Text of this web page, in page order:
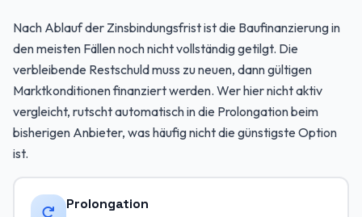
Nach Ablauf der Zinsbindungsfrist ist die Baufinanzierung in
den meisten Fällen noch nicht vollständig getilgt. Die
verbleibende Restschuld muss zu neuen, dann gültigen
Marktkonditionen finanziert werden. Wer hier nicht aktiv
vergleicht, rutscht automatisch in die Prolongation beim
bisherigen Anbieter, was häufig nicht die günstigste Option
ist.
Prolongation